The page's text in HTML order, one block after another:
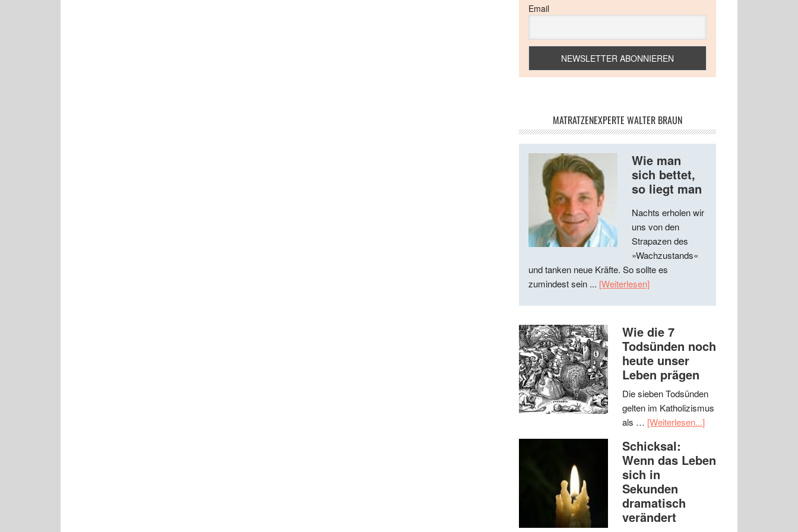
Email
MATRATZENEXPERTE WALTER BRAUN
Wie man
sich bettet,
so liegt man
Nachts erholen wir
uns von den
Strapazen des
»Wachzustands«
und tanken neue Kräfte. So sollte es
zumindest sein ... [Weiterlesen]
Wie die 7
Todsünden noch
heute unser
Leben prägen
Die sieben Todsünden
gelten im Katholizismus
als … [Weiterlesen...]
Schicksal:
Wenn das Leben
sich in
Sekunden
dramatisch
verändert